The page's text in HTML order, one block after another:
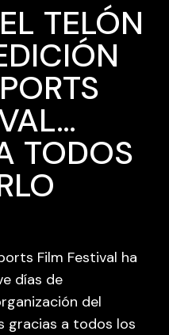
TELÓN
TODOS
Film Festival ha
días de
del
gracias a todos los